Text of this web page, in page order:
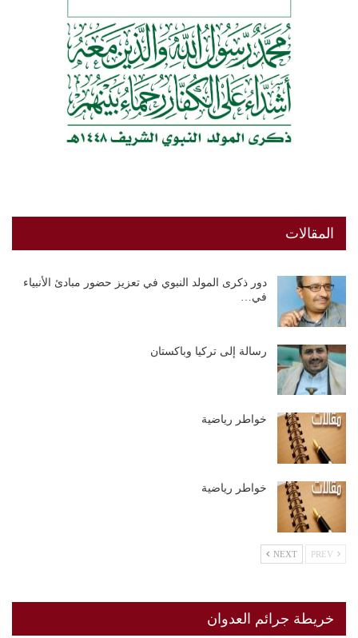
المقالات
دور ذكرى المولد النبوي في تعزيز حضور مبادئ الأنبياء
في…
رسالة إلى تركيا وباكستان
خواطر رياضية
خواطر رياضية
NEXT
خريطة جرائم العدوان